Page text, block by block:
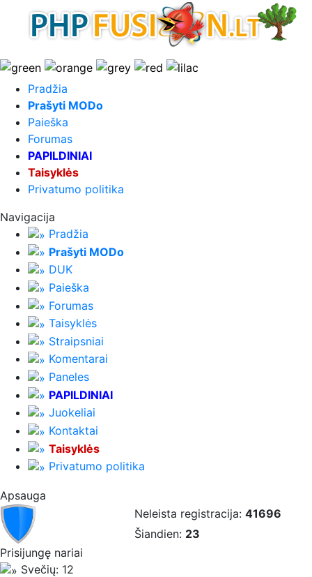
Pradžia
Prašyti MODo
Paieška
Forumas
PAPILDINIAI
Taisyklės
Privatumo politika
Navigacija
Pradžia
Prašyti MODo
DUK
Paieška
Forumas
Taisyklės
Straipsniai
Komentarai
Paneles
PAPILDINIAI
Juokeliai
Kontaktai
Taisyklės
Privatumo politika
Apsauga
Neleista registracija: 41696
Šiandien: 23
Prisijungę nariai
Svečių: 12